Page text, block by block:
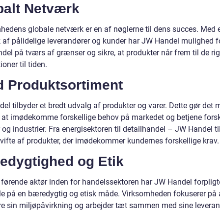
Netværk
globale netværk er en af nøglerne til dens succes. Med
pålidelige leverandører og kunder har JW Handel mulighed
på tværs af grænser og sikre, at produkter når frem til de
til tiden.
Produktsortiment
tilbyder et bredt udvalg af produkter og varer. Dette gør det
imødekomme forskellige behov på markedet og betjene
og industrier. Fra energisektoren til detailhandel – JW Handel
af produkter, der imødekommer kundernes forskellige krav.
og Etik
aktør inden for handelssektoren har JW Handel
på en bæredygtig og etisk måde. Virksomheden fokuserer på
sin miljøpåvirkning og arbejder tæt sammen med sine